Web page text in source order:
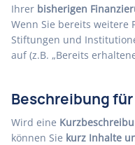
Ihrer bisherigen
Wenn Sie bereits weitere
Stiftungen und
auf (z.B. „Bereits
Beschreibung
Wird eine
können Sie kurz Inhalte